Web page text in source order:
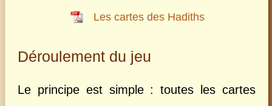
Les cartes des Hadiths
Déroulement du jeu
Le principe est simple : toutes les cartes